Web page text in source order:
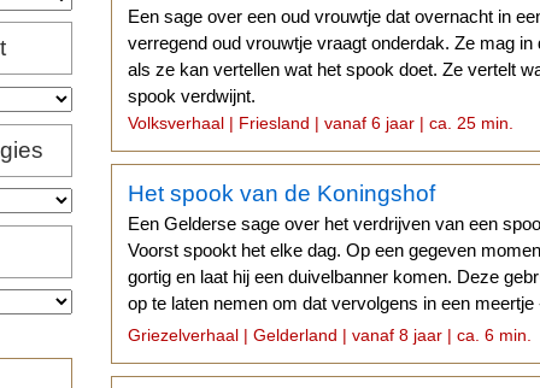
Een sage over een oud vrouwtje dat overnacht in
verregend oud vrouwtje vraagt onderdak. Ze mag
als ze kan vertellen wat het spook doet. Ze vertelt
spook verdwijnt.
Volksverhaal | Friesland | vanaf 6 jaar | ca. 25 min.
Het spook van de Koningshof
Een Gelderse sage over het verdrijven van een
Voorst spookt het elke dag. Op een gegeven
gortig en laat hij een duivelbanner komen. Deze
op te laten nemen om dat vervolgens in een
dumpen...
Griezelverhaal | Gelderland | vanaf 8 jaar | ca. 6 min.